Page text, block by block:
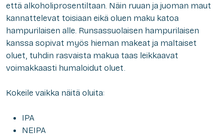
että alkoholiprosentiltaan. Näin ruuan ja juoman maut
kannattelevat toisiaan eikä oluen maku katoa
hampurilaisen alle. Runsassuolaisen hampurilaisen
kanssa sopivat myös hieman makeat ja maltaiset
oluet, tuhdin rasvaista makua taas leikkaavat
voimakkaasti humaloidut oluet.
Kokeile vaikka näitä oluita:
IPA
NEIPA